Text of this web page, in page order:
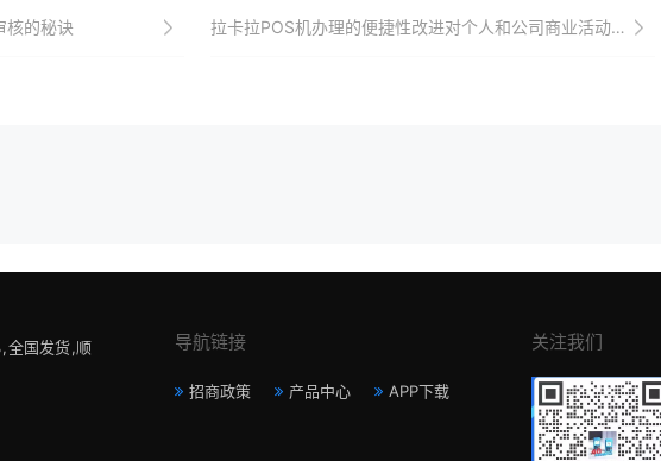
核的秘诀 拉卡拉POS机办理的便捷性改进对个人和公司商业活动的促进
全国发货,顺
导航链接
招商政策 产品中心 APP下载
关注我们